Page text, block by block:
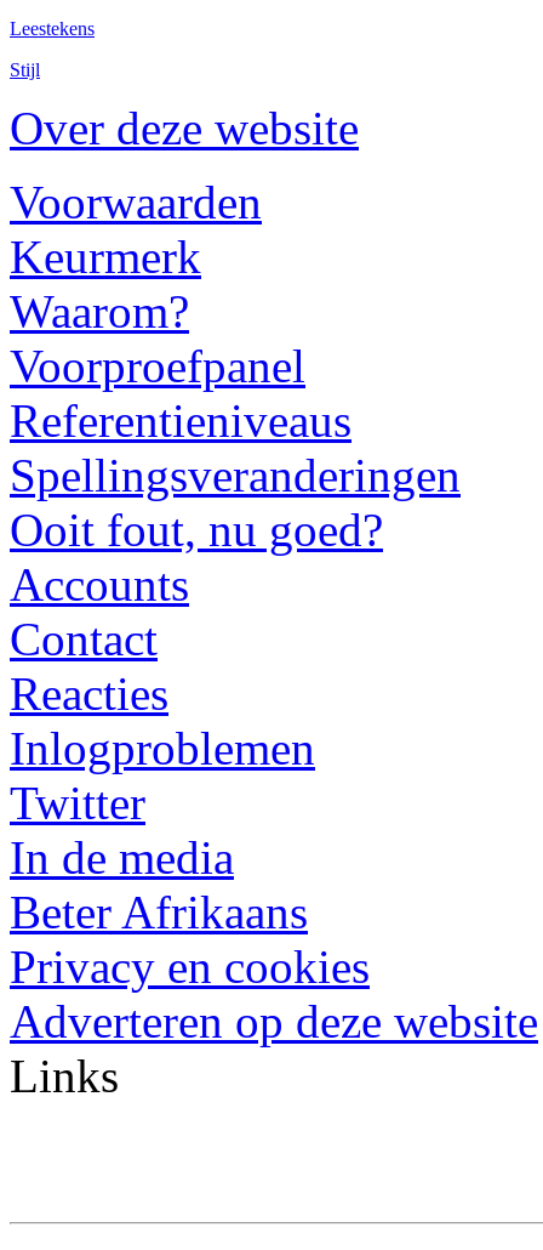
Leestekens
Stijl
Over deze website
Voorwaarden
Keurmerk
Waarom?
Voorproefpanel
Referentieniveaus
Spellingsveranderingen
Ooit fout, nu goed?
Accounts
Contact
Reacties
Inlogproblemen
Twitter
In de media
Beter Afrikaans
Privacy en cookies
Adverteren op deze website
Links